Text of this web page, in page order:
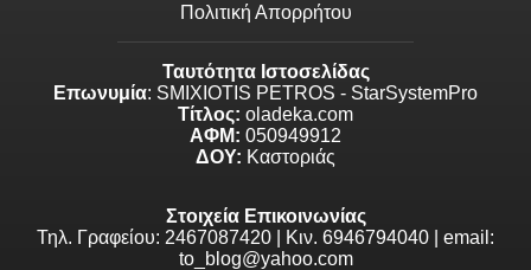
Πολιτική Απορρήτου
Ταυτότητα Ιστοσελίδας
Επωνυμία: SMIXIOTIS PETROS - StarSystemPro
Τίτλος: oladeka.com
ΑΦΜ: 050949912
ΔΟΥ: Καστοριάς
Στοιχεία Επικοινωνίας
Τηλ. Γραφείου: 2467087420 | Κιν. 6946794040 | email:
to_blog@yahoo.com